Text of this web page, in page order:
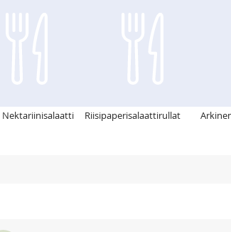
Nektariinisalaatti Riisipaperisalaattirullat